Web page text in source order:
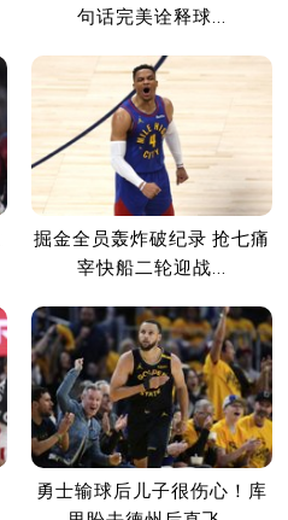
句话完美诠释球...
掘金全员轰炸破纪录 抢七痛
宰快船二轮迎战...
勇士输球后儿子很伤心！库